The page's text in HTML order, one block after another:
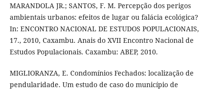
MARANDOLA JR.; SANTOS, F. M. Percepção dos perigos
ambientais urbanos: efeitos de lugar ou falácia ecológica?
In: ENCONTRO NACIONAL DE ESTUDOS POPULACIONAIS,
17., 2010, Caxambu. Anais do XVII Encontro Nacional de
Estudos Populacionais. Caxambu: ABEP, 2010.
MIGLIORANZA, E. Condomínios Fechados: localização de
pendularidade. Um estudo de caso do município de